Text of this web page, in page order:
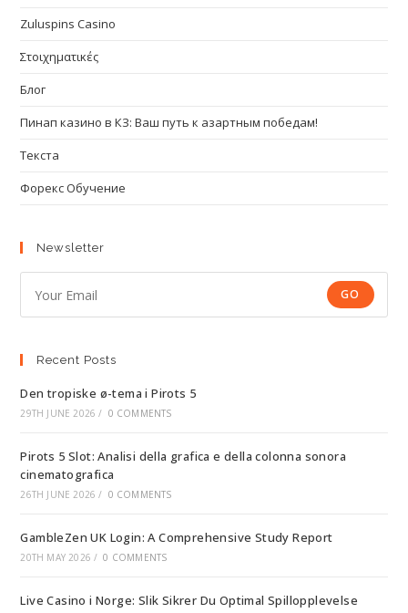
Zuluspins Casino
Στοιχηματικές
Блог
Пинап казино в КЗ: Ваш путь к азартным победам!
Текста
Форекс Обучение
Newsletter
GO
Recent Posts
Den tropiske ø-tema i Pirots 5
29TH JUNE 2026 / 0 COMMENTS
Pirots 5 Slot: Analisi della grafica e della colonna sonora
cinematografica
26TH JUNE 2026 / 0 COMMENTS
GambleZen UK Login: A Comprehensive Study Report
20TH MAY 2026 / 0 COMMENTS
Live Casino i Norge: Slik Sikrer Du Optimal Spillopplevelse